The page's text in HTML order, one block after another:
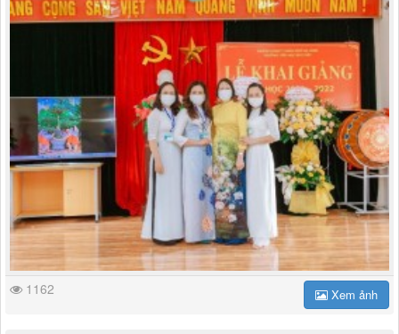
1162 Xem ảnh